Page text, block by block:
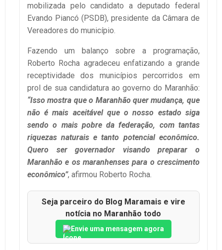
mobilizada pelo candidato a deputado federal
Evando Piancó (PSDB), presidente da Câmara de
Vereadores do município.
Fazendo um balanço sobre a programação,
Roberto Rocha agradeceu enfatizando a grande
receptividade dos municípios percorridos em
prol de sua candidatura ao governo do Maranhão:
“Isso mostra que o Maranhão quer mudança, que
não é mais aceitável que o nosso estado siga
sendo o mais pobre da federação, com tantas
riquezas naturais e tanto potencial econômico.
Quero ser governador visando preparar o
Maranhão e os maranhenses para o crescimento
econômico”, afirmou Roberto Rocha.
Seja parceiro do Blog Maramais e vire
notícia no Maranhão todo
Envie uma mensagem agora